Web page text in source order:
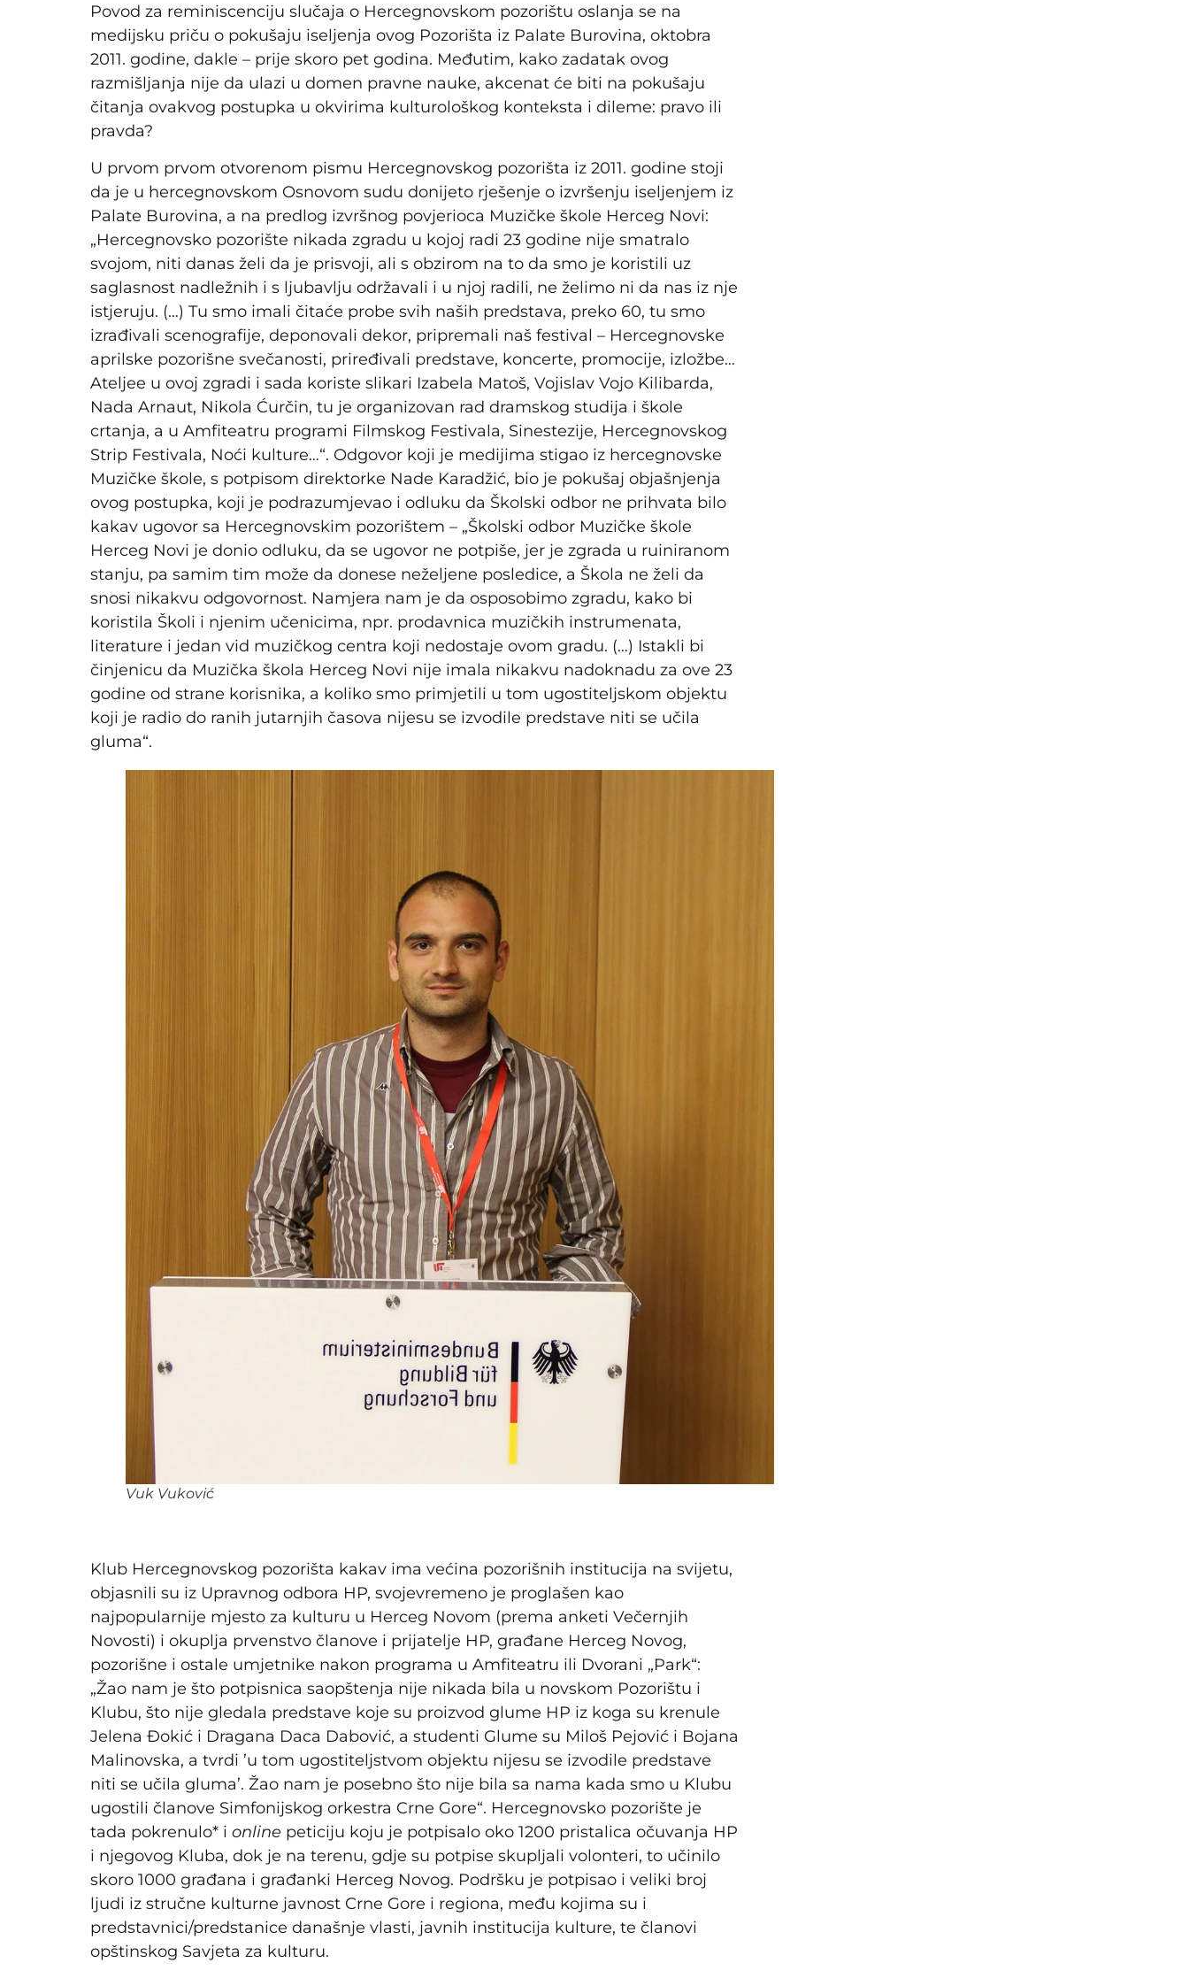
Povod za reminiscenciju slučaja o Hercegnovskom pozorištu oslanja se na
medijsku priču o pokušaju iseljenja ovog Pozorišta iz Palate Burovina, oktobra
2011. godine, dakle – prije skoro pet godina. Međutim, kako zadatak ovog
razmišljanja nije da ulazi u domen pravne nauke, akcenat će biti na pokušaju
čitanja ovakvog postupka u okvirima kulturološkog konteksta i dileme: pravo ili
pravda?
U prvom prvom otvorenom pismu Hercegnovskog pozorišta iz 2011. godine stoji
da je u hercegnovskom Osnovom sudu donijeto rješenje o izvršenju iseljenjem iz
Palate Burovina, a na predlog izvršnog povjerioca Muzičke škole Herceg Novi:
„Hercegnovsko pozorište nikada zgradu u kojoj radi 23 godine nije smatralo
svojom, niti danas želi da je prisvoji, ali s obzirom na to da smo je koristili uz
saglasnost nadležnih i s ljubavlju održavali i u njoj radili, ne želimo ni da nas iz nje
istjeruju. (…) Tu smo imali čitaće probe svih naših predstava, preko 60, tu smo
izrađivali scenografije, deponovali dekor, pripremali naš festival – Hercegnovske
aprilske pozorišne svečanosti, priređivali predstave, koncerte, promocije, izložbe…
Ateljee u ovoj zgradi i sada koriste slikari Izabela Matoš, Vojislav Vojo Kilibarda,
Nada Arnaut, Nikola Ćurčin, tu je organizovan rad dramskog studija i škole
crtanja, a u Amfiteatru programi Filmskog Festivala, Sinestezije, Hercegnovskog
Strip Festivala, Noći kulture…“. Odgovor koji je medijima stigao iz hercegnovske
Muzičke škole, s potpisom direktorke Nade Karadžić, bio je pokušaj objašnjenja
ovog postupka, koji je podrazumjevao i odluku da Školski odbor ne prihvata bilo
kakav ugovor sa Hercegnovskim pozorištem – „Školski odbor Muzičke škole
Herceg Novi je donio odluku, da se ugovor ne potpiše, jer je zgrada u ruiniranom
stanju, pa samim tim može da donese neželjene posledice, a Škola ne želi da
snosi nikakvu odgovornost. Namjera nam je da osposobimo zgradu, kako bi
koristila Školi i njenim učenicima, npr. prodavnica muzičkih instrumenata,
literature i jedan vid muzičkog centra koji nedostaje ovom gradu. (…) Istakli bi
činjenicu da Muzička škola Herceg Novi nije imala nikakvu nadoknadu za ove 23
godine od strane korisnika, a koliko smo primjetili u tom ugostiteljskom objektu
koji je radio do ranih jutarnjih časova nijesu se izvodile predstave niti se učila
gluma“.
Vuk Vuković
Klub Hercegnovskog pozorišta kakav ima većina pozorišnih institucija na svijetu,
objasnili su iz Upravnog odbora HP, svojevremeno je proglašen kao
najpopularnije mjesto za kulturu u Herceg Novom (prema anketi Večernjih
Novosti) i okuplja prvenstvo članove i prijatelje HP, građane Herceg Novog,
pozorišne i ostale umjetnike nakon programa u Amfiteatru ili Dvorani „Park“:
„Žao nam je što potpisnica saopštenja nije nikada bila u novskom Pozorištu i
Klubu, što nije gledala predstave koje su proizvod glume HP iz koga su krenule
Jelena Đokić i Dragana Daca Dabović, a studenti Glume su Miloš Pejović i Bojana
Malinovska, a tvrdi ’u tom ugostiteljstvom objektu nijesu se izvodile predstave
niti se učila gluma’. Žao nam je posebno što nije bila sa nama kada smo u Klubu
ugostili članove Simfonijskog orkestra Crne Gore“. Hercegnovsko pozorište je
tada pokrenulo* i online peticiju koju je potpisalo oko 1200 pristalica očuvanja HP
i njegovog Kluba, dok je na terenu, gdje su potpise skupljali volonteri, to učinilo
skoro 1000 građana i građanki Herceg Novog. Podršku je potpisao i veliki broj
ljudi iz stručne kulturne javnost Crne Gore i regiona, među kojima su i
predstavnici/predstanice današnje vlasti, javnih institucija kulture, te članovi
opštinskog Savjeta za kulturu.